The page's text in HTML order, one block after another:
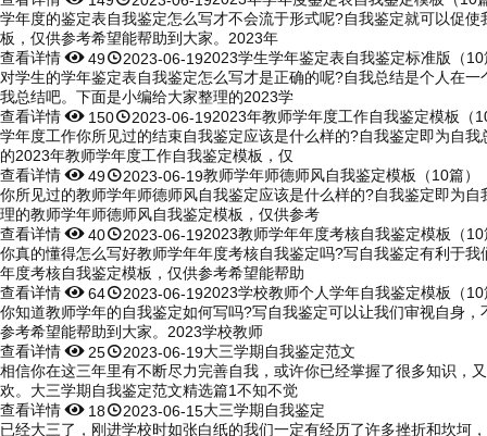
学年度的鉴定表自我鉴定怎么写才不会流于形式呢?自我鉴定就可以促
板，仅供参考希望能帮助到大家。2023年
查看详情492023-06-192023学生学年鉴定表自我鉴定标准版（10
对学生的学年鉴定表自我鉴定怎么写才是正确的呢?自我总结是个人在
我总结吧。下面是小编给大家整理的2023学
查看详情 1502023-06-192023年教师学年度工作自我鉴定模板（
学年度工作你所见过的结束自我鉴定应该是什么样的?自我鉴定即为自
的2023年教师学年度工作自我鉴定模板，仅
查看详情492023-06-19教师学年师德师风自我鉴定模板（10篇）
你所见过的教师学年师德师风自我鉴定应该是什么样的?自我鉴定即为
理的教师学年师德师风自我鉴定模板，仅供参考
查看详情402023-06-192023教师学年年度考核自我鉴定模板（10
你真的懂得怎么写好教师学年年度考核自我鉴定吗?写自我鉴定有利于
年度考核自我鉴定模板，仅供参考希望能帮助
查看详情642023-06-192023学校教师个人学年自我鉴定模板（10
你知道教师学年的自我鉴定如何写吗?写自我鉴定可以让我们审视自身
参考希望能帮助到大家。2023学校教师
查看详情 252023-06-19大三学期自我鉴定范文
相信你在这三年里有不断尽力完善自我，或许你已经掌握了很多知识，
欢。大三学期自我鉴定范文精选篇1不知不觉
查看详情 182023-06-15大三学期自我鉴定
已经大三了，刚进学校时如张白纸的我们一定有经历了许多挫折和坎坷